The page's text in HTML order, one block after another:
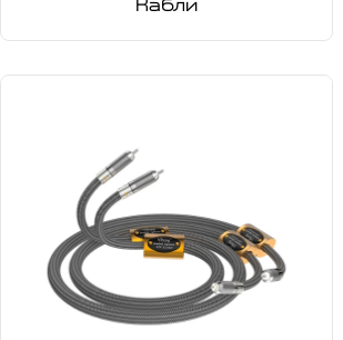
Кабли